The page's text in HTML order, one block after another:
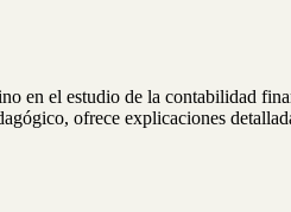
en el estudio de la contabilidad
ofrece explicaciones